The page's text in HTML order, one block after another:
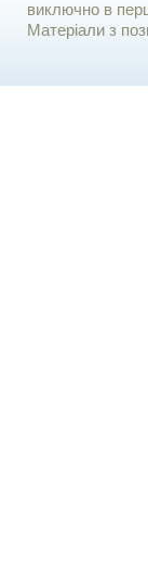
виключно в
Матеріали з